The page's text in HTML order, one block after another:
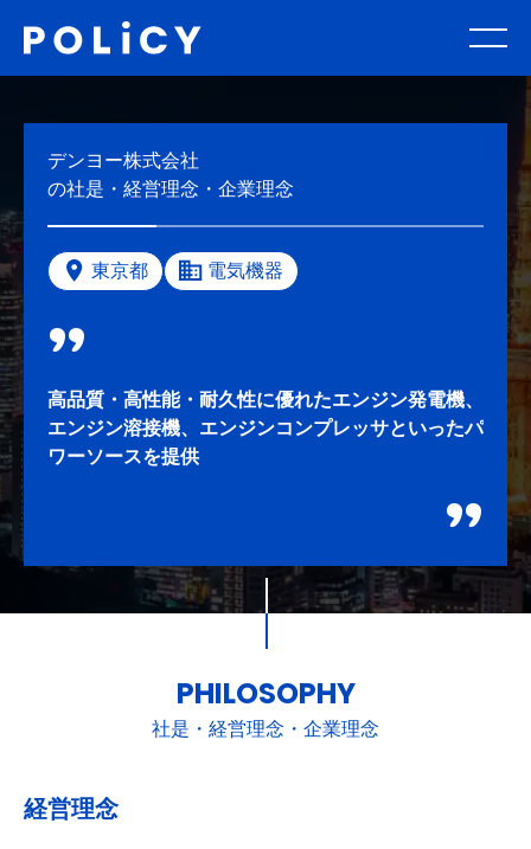
デンヨー株式会社
の社是・経営理念・企業理念
東京都 電気機器
高品質・高性能・耐久性に優れたエンジン発電機、
エンジン溶接機、エンジンコンプレッサといったパ
ワーソースを提供
PHILOSOPHY
社是・経営理念・企業理念
経営理念